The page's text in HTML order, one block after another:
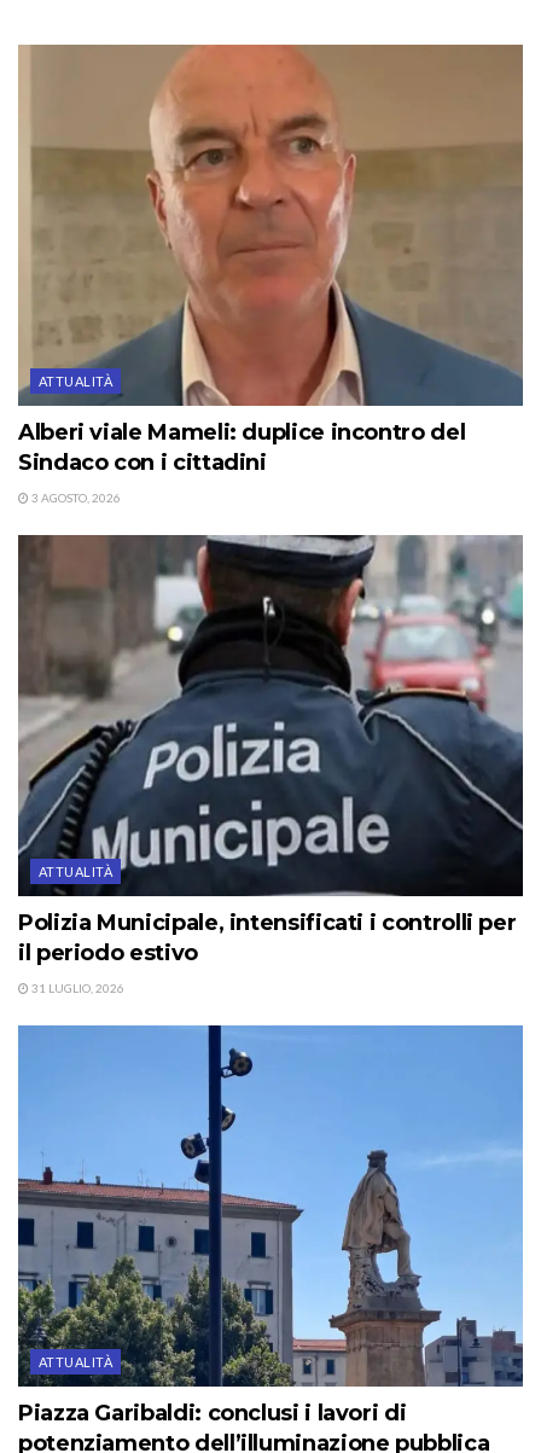
ATTUALITÀ
Alberi viale Mameli: duplice incontro del
Sindaco con i cittadini
3 AGOSTO, 2026
ATTUALITÀ
Polizia Municipale, intensificati i controlli per
il periodo estivo
31 LUGLIO, 2026
ATTUALITÀ
Piazza Garibaldi: conclusi i lavori di
potenziamento dell’illuminazione pubblica